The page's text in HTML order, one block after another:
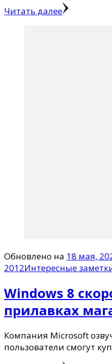
Читать далее
Обновлено на 18 мая,
2012Интересные
Windows 8
прилавках
Компания Microsoft
пользователи смогут